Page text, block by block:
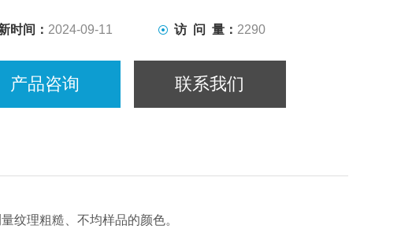
时间： 2024-09-11 访 问 量： 2290
产品咨询 联系我们
纹理粗糙、不均样品的颜色。